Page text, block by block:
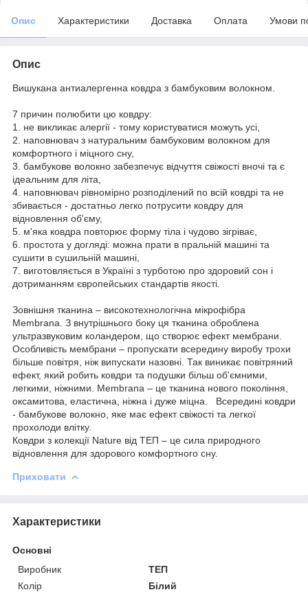
Опис Характеристики Доставка Оплата Умови
Опис
Вишукана антиалергенна ковдра з бамбуковим волокном.
7 причин полюбити цю ковдру:
1.
не викликає алергії - тому користуватися можуть усі,
2.
наповнювач з натуральним бамбуковим волокном для
комфортного і міцного сну,
3. бамбукове волокно забезпечує відчуття свіжості вночі та є
ідеальним для літа,
4. наповнювач рівномірно розподілений по всій ковдрі та не
збивається - достатньо легко потрусити ковдру для
відновлення об'єму,
5. м'яка ковдра повторює форму тіла і чудово зігріває,
6.
простота у догляді: можна прати в пральній машині та
сушити в сушильній машині,
7.
виготовляється в Україні з турботою про здоровий сон і
дотриманням європейських стандартів якості.
Зовнішня тканина – високотехнологічна мікрофібра
Membrana. З внутрішнього боку ця тканина оброблена
ультразвуковим коландером, що створює ефект мембрани.
Особливість мембрани – пропускати всередину виробу трохи
більше повітря, ніж випускати назовні. Так виникає повітряний
ефект, який робить ковдри та подушки більш об'ємними,
легкими, ніжними. Membrana – це тканина нового покоління,
оксамитова, еластична, ніжна і дуже міцна. Всередині ковдри
- бамбукове волокно, яке має ефект свіжості та легкої
прохолоди влітку.
Ковдри з колекції Nature від ТЕП – це сила природного
відновлення для здорового комфортного сну.
Приховати
Характеристики
Основні
Виробник
ТЕП
Колір
Білий